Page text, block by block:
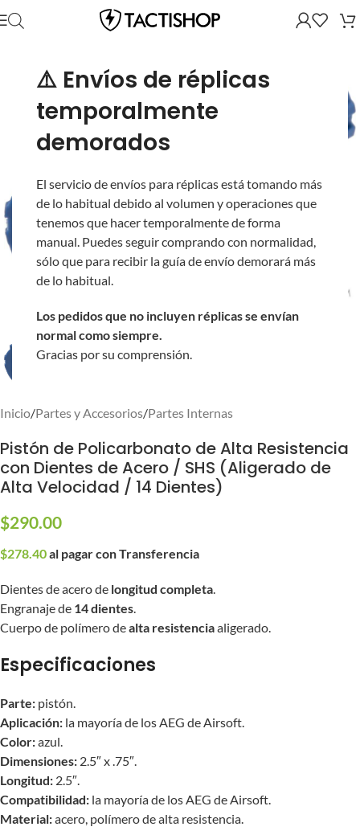
⚠️ Envíos de réplicas
temporalmente
demorados
El servicio de envíos para réplicas está tomando más
de lo habitual debido al volumen y operaciones que
tenemos que hacer temporalmente de forma
manual. Puedes seguir comprando con normalidad,
sólo que para recibir la guía de envío demorará más
de lo habitual.
Los pedidos que no incluyen réplicas se envían
normal como siempre.
Gracias por su comprensión.
Inicio/Partes y Accesorios/Partes Internas
Pistón de Policarbonato de Alta Resistencia
con Dientes de Acero / SHS (Aligerado de
Alta Velocidad / 14 Dientes)
$290.00
$278.40al pagar con Transferencia
Dientes de acero de longitud completa.
Engranaje de 14 dientes.
Cuerpo de polímero dealta resistenciaaligerado.
Especificaciones
Parte: pistón.
Aplicación: la mayoría de los AEG de Airsoft.
Color:azul.
Dimensiones: 2.5″ x .75″.
Longitud: 2.5″.
Compatibilidad: la mayoría de los AEG de Airsoft.
Material:acero, polímero de alta resistencia.